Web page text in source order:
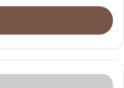
الإلكتروني
جمعية